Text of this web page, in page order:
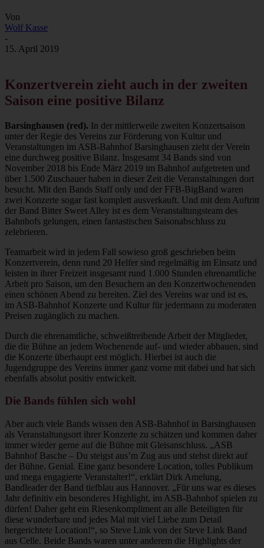
Von
Wolf Kasse
-
15. April 2019
Konzertverein zieht auch in der zweiten
Saison eine positive Bilanz
Barsinghausen (red). In der mittlerweile zweiten Konzertsaison
unter der Regie des Vereins zur Förderung von Kultur und
Veranstaltungen im ASB-Bahnhof Barsinghausen zieht der Verein
eine durchweg positive Bilanz. Insgesamt 34 Bands sind von
November 2018 bis Ende März 2019 im Bahnhof aufgetreten und
über 1.500 Zuschauer haben in dieser Zeit die Veranstaltungen dort
besucht. Mit den Bands Staff only und der FFB-BigBand waren
zwei Konzerte sogar fast komplett ausverkauft. Und mit dem Auftritt
der Band Bitter Sweet Alley ist es dem Veranstaltungsteam des
Bahnhofs gelungen, einen fantastischen Saisonabschluss zu
zelebrieren.
Teamarbeit wird in jedem Fall sowieso groß geschrieben beim
Konzertverein, denn rund 20 Helfer sind regelmäßig im Einsatz und
leisten in ihrer Freizeit insgesamt rund 1.000 Stunden ehrenamtliche
Arbeit pro Saison, um den Besuchern an den Konzertwochenenden
einen schönen Abend zu bereiten. Ziel des Vereins war und ist es,
im ASB-Bahnhof Konzerte und Kultur für jedermann zu moderaten
Preisen zugänglich zu machen.
Durch die ehrenamtliche, schweißtreibende Arbeit der Mitglieder,
die die Bühne an jedem Wochenende auf- und wieder abbauen, sind
die Konzerte überhaupt erst möglich. Hierbei ist auch die
Jugendgruppe des Vereins immer ganz vorne mit dabei und hat sich
ebenfalls absolut positiv entwickelt.
Die Bands fühlen sich wohl
Aber auch viele Bands wissen den ASB-Bahnhof in Barsinghausen
als Veranstaltungsort ihrer Konzerte zu schätzen und kommen daher
immer wieder gerne auf die Bühne mit Gleisanschluss. „ASB
Bahnhof Basche – Du steigst aus’m Zug aus und stehst direkt auf
der Bühne. Genial. Eine ganz besondere Location, tolles Publikum
und mega engagierte Veranstalter!“, erklärt Dirk Amelung,
Bandleader der Band tiefblau aus Hannover. „Für uns war es dieses
Jahr definitiv ein besonderes Highlight, im ASB-Bahnhof spielen zu
dürfen! Daher geht ein Riesenkompliment an alle Beteiligten für
diese wunderbare und jedes Mal mit viel Liebe zum Detail
hergerichtete Location!“, so Steve Link von der Steve Link Band
aus Celle. Beide Bands waren unter anderem die Highlights der